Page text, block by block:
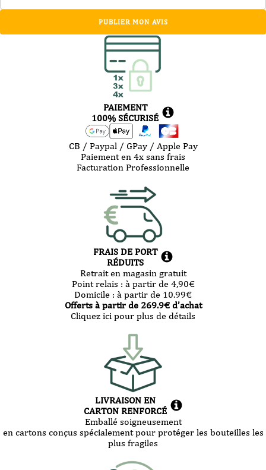
PUBLIER MON AVIS
PAIEMENT
100% SÉCURISÉ
CB / Paypal / GPay / Apple Pay
Paiement en 4x sans frais
Facturation Professionnelle
FRAIS DE PORT
RÉDUITS
Retrait en magasin gratuit
Point relais : à partir de 4,90€
Domicile : à partir de 10.99€
Offerts à partir de 269.9€ d’achat
Cliquez ici pour plus de détails
LIVRAISON EN
CARTON RENFORCÉ
Emballé soigneusement
en cartons conçus spécialement pour protéger les bouteilles les
plus fragiles